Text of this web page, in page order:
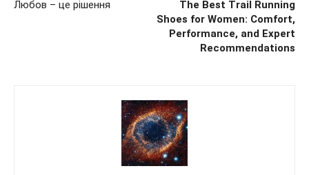
Любов – це рішення
The Best Trail Running
Shoes for Women: Comfort,
Performance, and Expert
Recommendations